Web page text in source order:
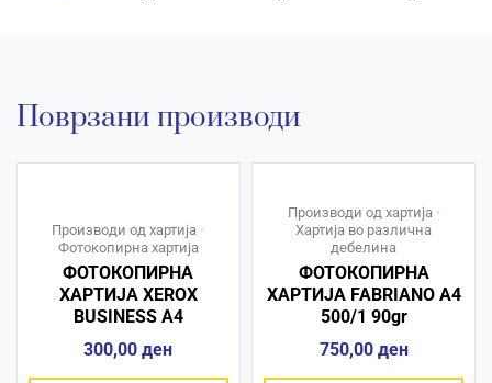
Поврзани производи
Производи од хартија •
Фотокопирна хартија
ФОТОКОПИРНА
ХАРТИЈА XEROX
BUSINESS A4
300,00ден
Производи од хартија•
Хартија во различна
дебелина
ФОТОКОПИРНА
ХАРТИЈА FABRIANO A4
500/1 90gr
750,00 ден